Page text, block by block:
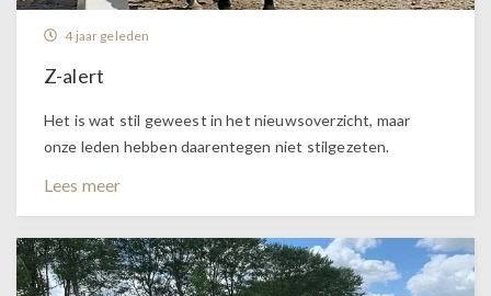
4 jaar geleden
Z-alert
Het is wat stil geweest in het nieuwsoverzicht, maar
onze leden hebben daarentegen niet stilgezeten.
Lees meer